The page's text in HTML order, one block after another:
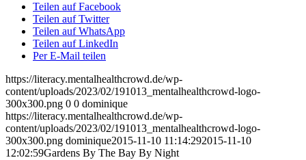
Teilen auf Facebook
Teilen auf Twitter
Teilen auf WhatsApp
Teilen auf LinkedIn
Per E-Mail teilen
https://literacy.mentalhealthcrowd.de/wp-
content/uploads/2023/02/191013_mentalhealthcrowd-logo-
300x300.png 0 0 dominique
https://literacy.mentalhealthcrowd.de/wp-
content/uploads/2023/02/191013_mentalhealthcrowd-logo-
300x300.png dominique2015-11-10 11:14:292015-11-10
12:02:59Gardens By The Bay By Night